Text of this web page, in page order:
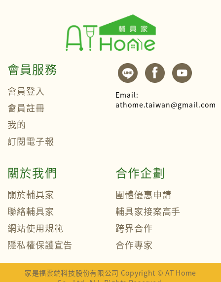
會員服務
會員登入
會員註冊
我的
訂閱電子報
Email:
athome.taiwan@gmail.com
關於我們
關於輔具家
聯絡輔具家
網站使用規範
隱私權保護宣告
合作企劃
團體優惠申請
輔具家接案高手
跨界合作
合作專家
家是福雲端科技股份有限公司 Copyright © AT Home